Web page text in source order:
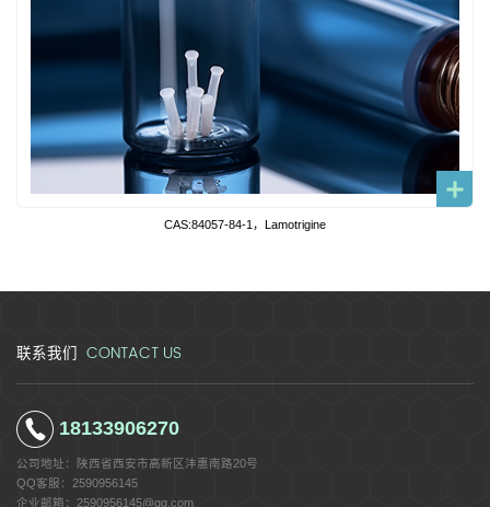
CAS:84057-84-1，Lamotrigine
联系我们 CONTACT US
18133906270
公司地址：
陕西省西安市高新区沣惠南路20号
QQ客服： 2590956145
企业邮箱： 2590956145@qq.com